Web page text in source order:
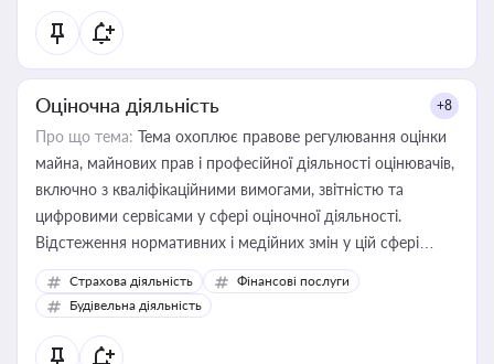
Оціночна діяльність +8
Про що тема: Тема охоплює правове регулювання оцінки
майна, майнових прав і професійної діяльності оцінювачів,
включно з кваліфікаційними вимогами, звітністю та
цифровими сервісами у сфері оціночної діяльності.
Відстеження нормативних і медійних змін у цій сфері
корисне для власника бізнесу, керівника, юриста або
бухгалтера під час оподаткування, приватизації, оренди
державного майна, корпоративних угод і перевірки
статусу суб'єктів оціночної діяльності
Страхова діяльність
Фінансові послуги
Будівельна діяльність